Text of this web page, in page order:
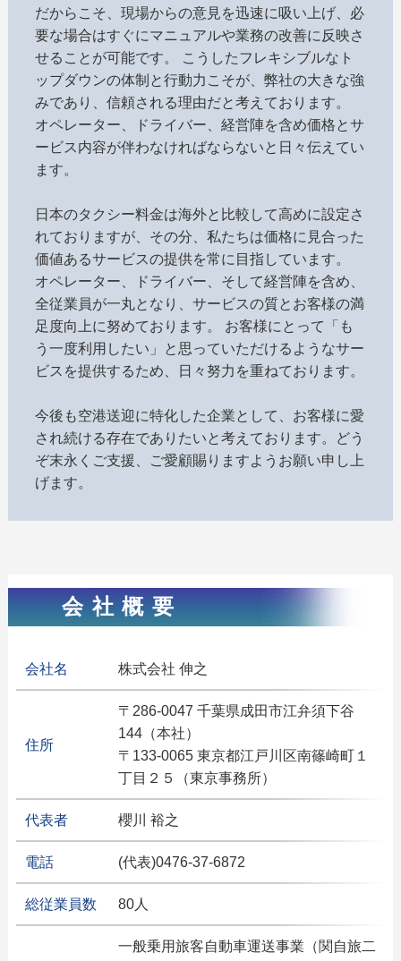
だからこそ、現場からの意見を迅速に吸い上げ、必
要な場合はすぐにマニュアルや業務の改善に反映さ
せることが可能です。 こうしたフレキシブルなト
ップダウンの体制と行動力こそが、弊社の大きな強
みであり、信頼される理由だと考えております。
オペレーター、ドライバー、経営陣を含め価格とサ
ービス内容が伴わなければならないと日々伝えてい
ます。
日本のタクシー料金は海外と比較して高めに設定さ
れておりますが、その分、私たちは価格に見合った
価値あるサービスの提供を常に目指しています。
オペレーター、ドライバー、そして経営陣を含め、
全従業員が一丸となり、サービスの質とお客様の満
足度向上に努めております。 お客様にとって「も
う一度利用したい」と思っていただけるようなサー
ビスを提供するため、日々努力を重ねております。
今後も空港送迎に特化した企業として、お客様に愛
され続ける存在でありたいと考えております。どう
ぞ末永くご支援、ご愛顧賜りますようお願い申し上
げます。
会社概要
会社名 株式会社 伸之
住所
〒286-0047 千葉県成田市江弁須下谷
144（本社）
〒133-0065 東京都江戸川区南篠崎町１
丁目２５（東京事務所）
代表者 櫻川 裕之
電話 (代表)0476-37-6872
総従業員数 80人
一般乗用旅客自動車運送事業（関自旅二